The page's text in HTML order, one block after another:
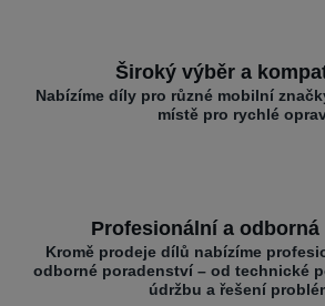
Široký výběr a
Nabízíme díly pro různé mobilní
místě pro rychlé
Profesionální a
Kromě prodeje dílů nabízíme
odborné poradenství – od technické
údržbu a řešení